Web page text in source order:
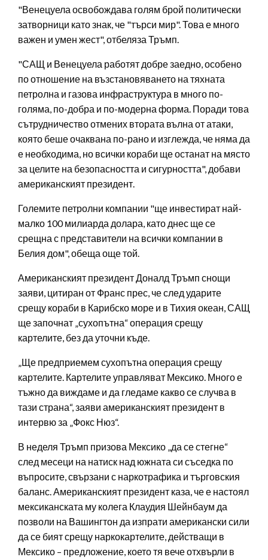
"Венецуела освобождава голям брой политически
затворници като знак, че "търси мир". Това е много
важен и умен жест", отбеляза Тръмп.
"САЩ и Венецуела работят добре заедно, особено
по отношение на възстановяването на тяхната
петролна и газова инфраструктура в много по-
голяма, по-добра и по-модерна форма. Поради това
сътрудничество отмених втората вълна от атаки,
която беше очаквана по-рано и изглежда, че няма да
е необходима, но всички кораби ще останат на място
за целите на безопасността и сигурността", добави
американският президент.
Големите петролни компании "ще инвестират най-
малко 100 милиарда долара, като днес ще се
срещна с представители на всички компании в
Белия дом", обеща още той.
Американският президент Доналд Тръмп снощи
заяви, цитиран от Франс прес, че след ударите
срещу кораби в Карибско море и в Тихия океан, САЩ
ще започнат „сухопътна“ операция срещу
картелите, без да уточни къде.
„Ще предприемем сухопътна операция срещу
картелите. Картелите управляват Мексико. Много е
тъжно да виждаме и да гледаме какво се случва в
тази страна“, заяви американският президент в
интервю за „Фокс Нюз“.
В неделя Тръмп призова Мексико „да се стегне“
след месеци на натиск над южната си съседка по
въпросите, свързани с наркотрафика и търговския
баланс. Американският президент каза, че е настоял
мексиканската му колега Клаудия Шейнбаум да
позволи на Вашингтон да изпрати американски сили
да се бият срещу наркокартелите, действащи в
Мексико – предложение, което тя вече отхвърли в